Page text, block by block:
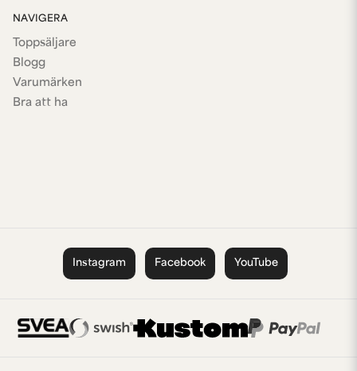
NAVIGERA
Toppsäljare
Blogg
Varumärken
Bra att ha
Instagram Facebook YouTube